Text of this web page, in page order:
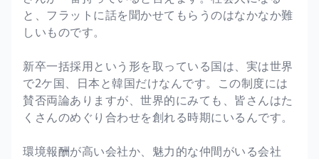
と、フラットに話を聞かせてもらうのはなかなか難
しいものです。
新卒一括採用という形を取っている国は、実は世界
で2ケ国、日本と韓国だけなんです。この制度には
賛否両論ありますが、世界的にみても、皆さんはた
くさんのめぐり合わせを創れる時期にいるんです。
環境報酬が高い会社か、魅力的な仲間がいる会社